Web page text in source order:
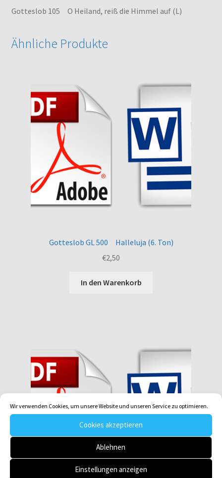
Wir verwenden Cookies, um unsere Website und unseren Service zu optimieren.
Cookies akzeptieren
Ablehnen
Einstellungen anzeigen
Gotteslob 105 O Heiland, reiß die Himmel auf (L)
Ähnliche Produkte
Gotteslob GL 500 Halleluja (6. Ton)
€2,50
In den Warenkorb